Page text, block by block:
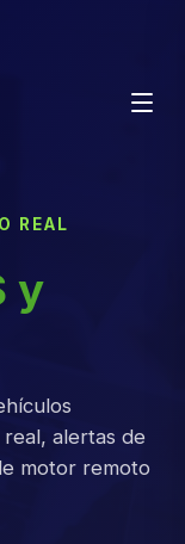
REAL
y
alertas de
motor remoto